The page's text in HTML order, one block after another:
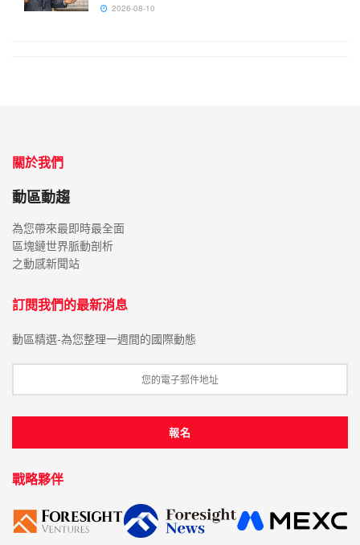
2026-08-10
關於我們
動區動趨
為您帶來最即時最全面
區塊鏈世界脈動剖析
之動感新聞站
訂閱我們的最新消息
動區精選-為您整理一週間的國際動態
戰略夥伴